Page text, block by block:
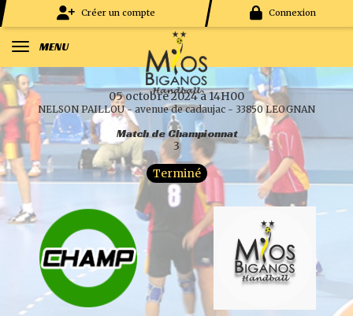
Créer un compte Connexion
MENU
05 octobre 2024 à 14H00
NELSON PAILLOU - avenue de cadaujac - 33850 LEOGNAN
Match de Championnat
3
Terminé
Panneau de gestion des cookies